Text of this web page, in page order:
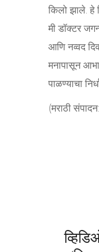
किलो झाले. हे
मी डॉक्टर
आणि नव्वद
मनापासून
पाळण्याचा
(मराठी